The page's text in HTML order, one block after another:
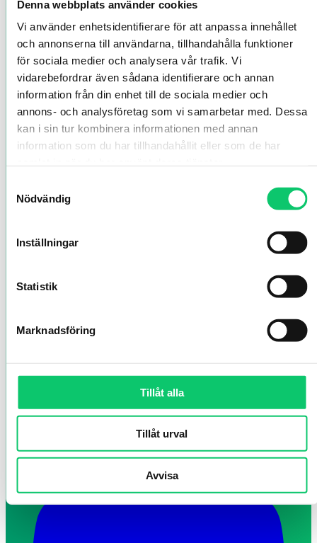
Denna webbplats använder cookies
Vi använder enhetsidentifierare för att anpassa innehållet
och annonserna till användarna, tillhandahålla funktioner
för sociala medier och analysera vår trafik. Vi
vidarebefordrar även sådana identifierare och annan
information från din enhet till de sociala medier och
annons- och analysföretag som vi samarbetar med. Dessa
kan i sin tur kombinera informationen med annan
information som du har tillhandahållit eller som de har
Nödvändig
Inställningar
Statistik
Marknadsföring
Tillåt alla
Tillåt urval
Avvisa